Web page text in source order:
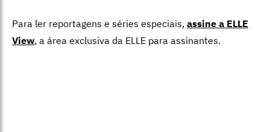
Para ler reportagens e séries especiais, assine a ELLE
View, a área exclusiva da ELLE para assinantes.